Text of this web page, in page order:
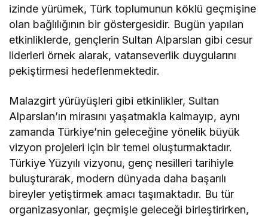
izinde yürümek, Türk toplumunun köklü geçmişine
olan bağlılığının bir göstergesidir. Bugün yapılan
etkinliklerde, gençlerin Sultan Alparslan gibi cesur
liderleri örnek alarak, vatanseverlik duygularını
pekiştirmesi hedeflenmektedir.
Malazgirt yürüyüşleri gibi etkinlikler, Sultan
Alparslan’ın mirasını yaşatmakla kalmayıp, aynı
zamanda Türkiye’nin geleceğine yönelik büyük
vizyon projeleri için bir temel oluşturmaktadır.
Türkiye Yüzyılı vizyonu, genç nesilleri tarihiyle
buluşturarak, modern dünyada daha başarılı
bireyler yetiştirmek amacı taşımaktadır. Bu tür
organizasyonlar, geçmişle geleceği birleştirirken,